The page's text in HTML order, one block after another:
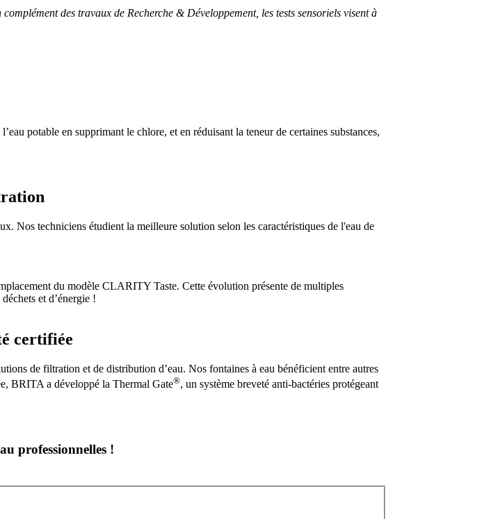
des travaux de Recherche & Développement, les tests sensoriels visent à
potable en supprimant le chlore, et en réduisant la teneur de certaines substances,
Nos techniciens étudient la meilleure solution selon les caractéristiques de l'eau de
du modèle CLARITY Taste. Cette évolution présente de multiples
et d’énergie !
certifiée
de filtration et de distribution d’eau. Nos fontaines à eau bénéficient entre autres
BRITA a développé la Thermal Gate®, un système breveté anti-bactéries protégeant
professionnelles !